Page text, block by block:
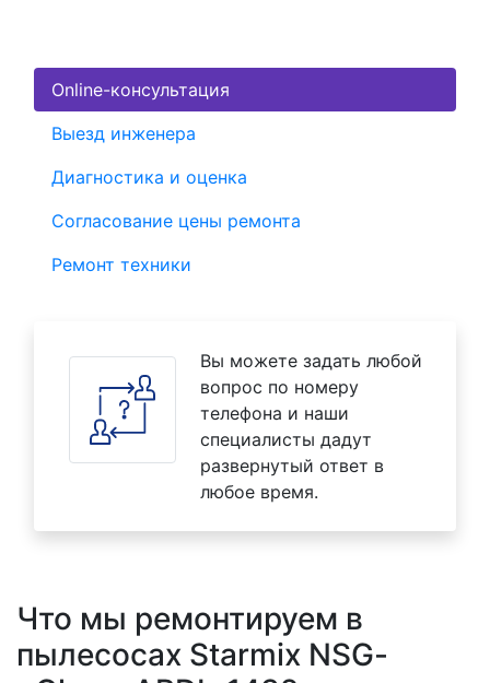
Online-консультация
Выезд инженера
Диагностика и оценка
Согласование цены ремонта
Ремонт техники
Вы можете задать любой
вопрос по номеру
телефона и наши
специалисты дадут
развернутый ответ в
любое время.
Что мы ремонтируем в
пылесосах Starmix NSG-